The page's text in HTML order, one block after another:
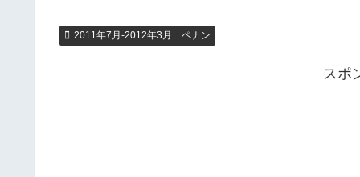
2011年7月-2012年3月 ペナン
スポ